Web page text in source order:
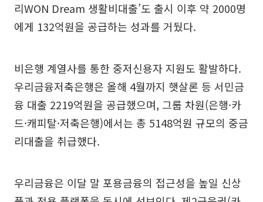
리WON Dream 생활비대출’도 출시 이후 약 2000명
에게 132억원을 공급하는 성과를 거뒀다.
비은행 계열사를 통한 중저신용자 지원도 활발하다.
우리금융저축은행은 올해 4월까지 햇살론 등 서민금
융 대출 2219억원을 공급했으며, 그룹 차원(은행·카
드·캐피탈·저축은행)에서는 총 5148억원 규모의 중금
리대출을 취급했다.
우리금융은 이달 말 포용금융의 접근성을 높일 신상